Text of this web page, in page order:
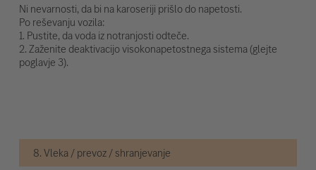
Ni nevarnosti, da bi na karoseriji prišlo do napetosti.
Po reševanju vozila:
1. Pustite, da voda iz notranjosti odteče.
2. Zaženite deaktivacijo visokonapetostnega sistema (glejte
poglavje 3).
8. Vleka / prevoz / shranjevanje